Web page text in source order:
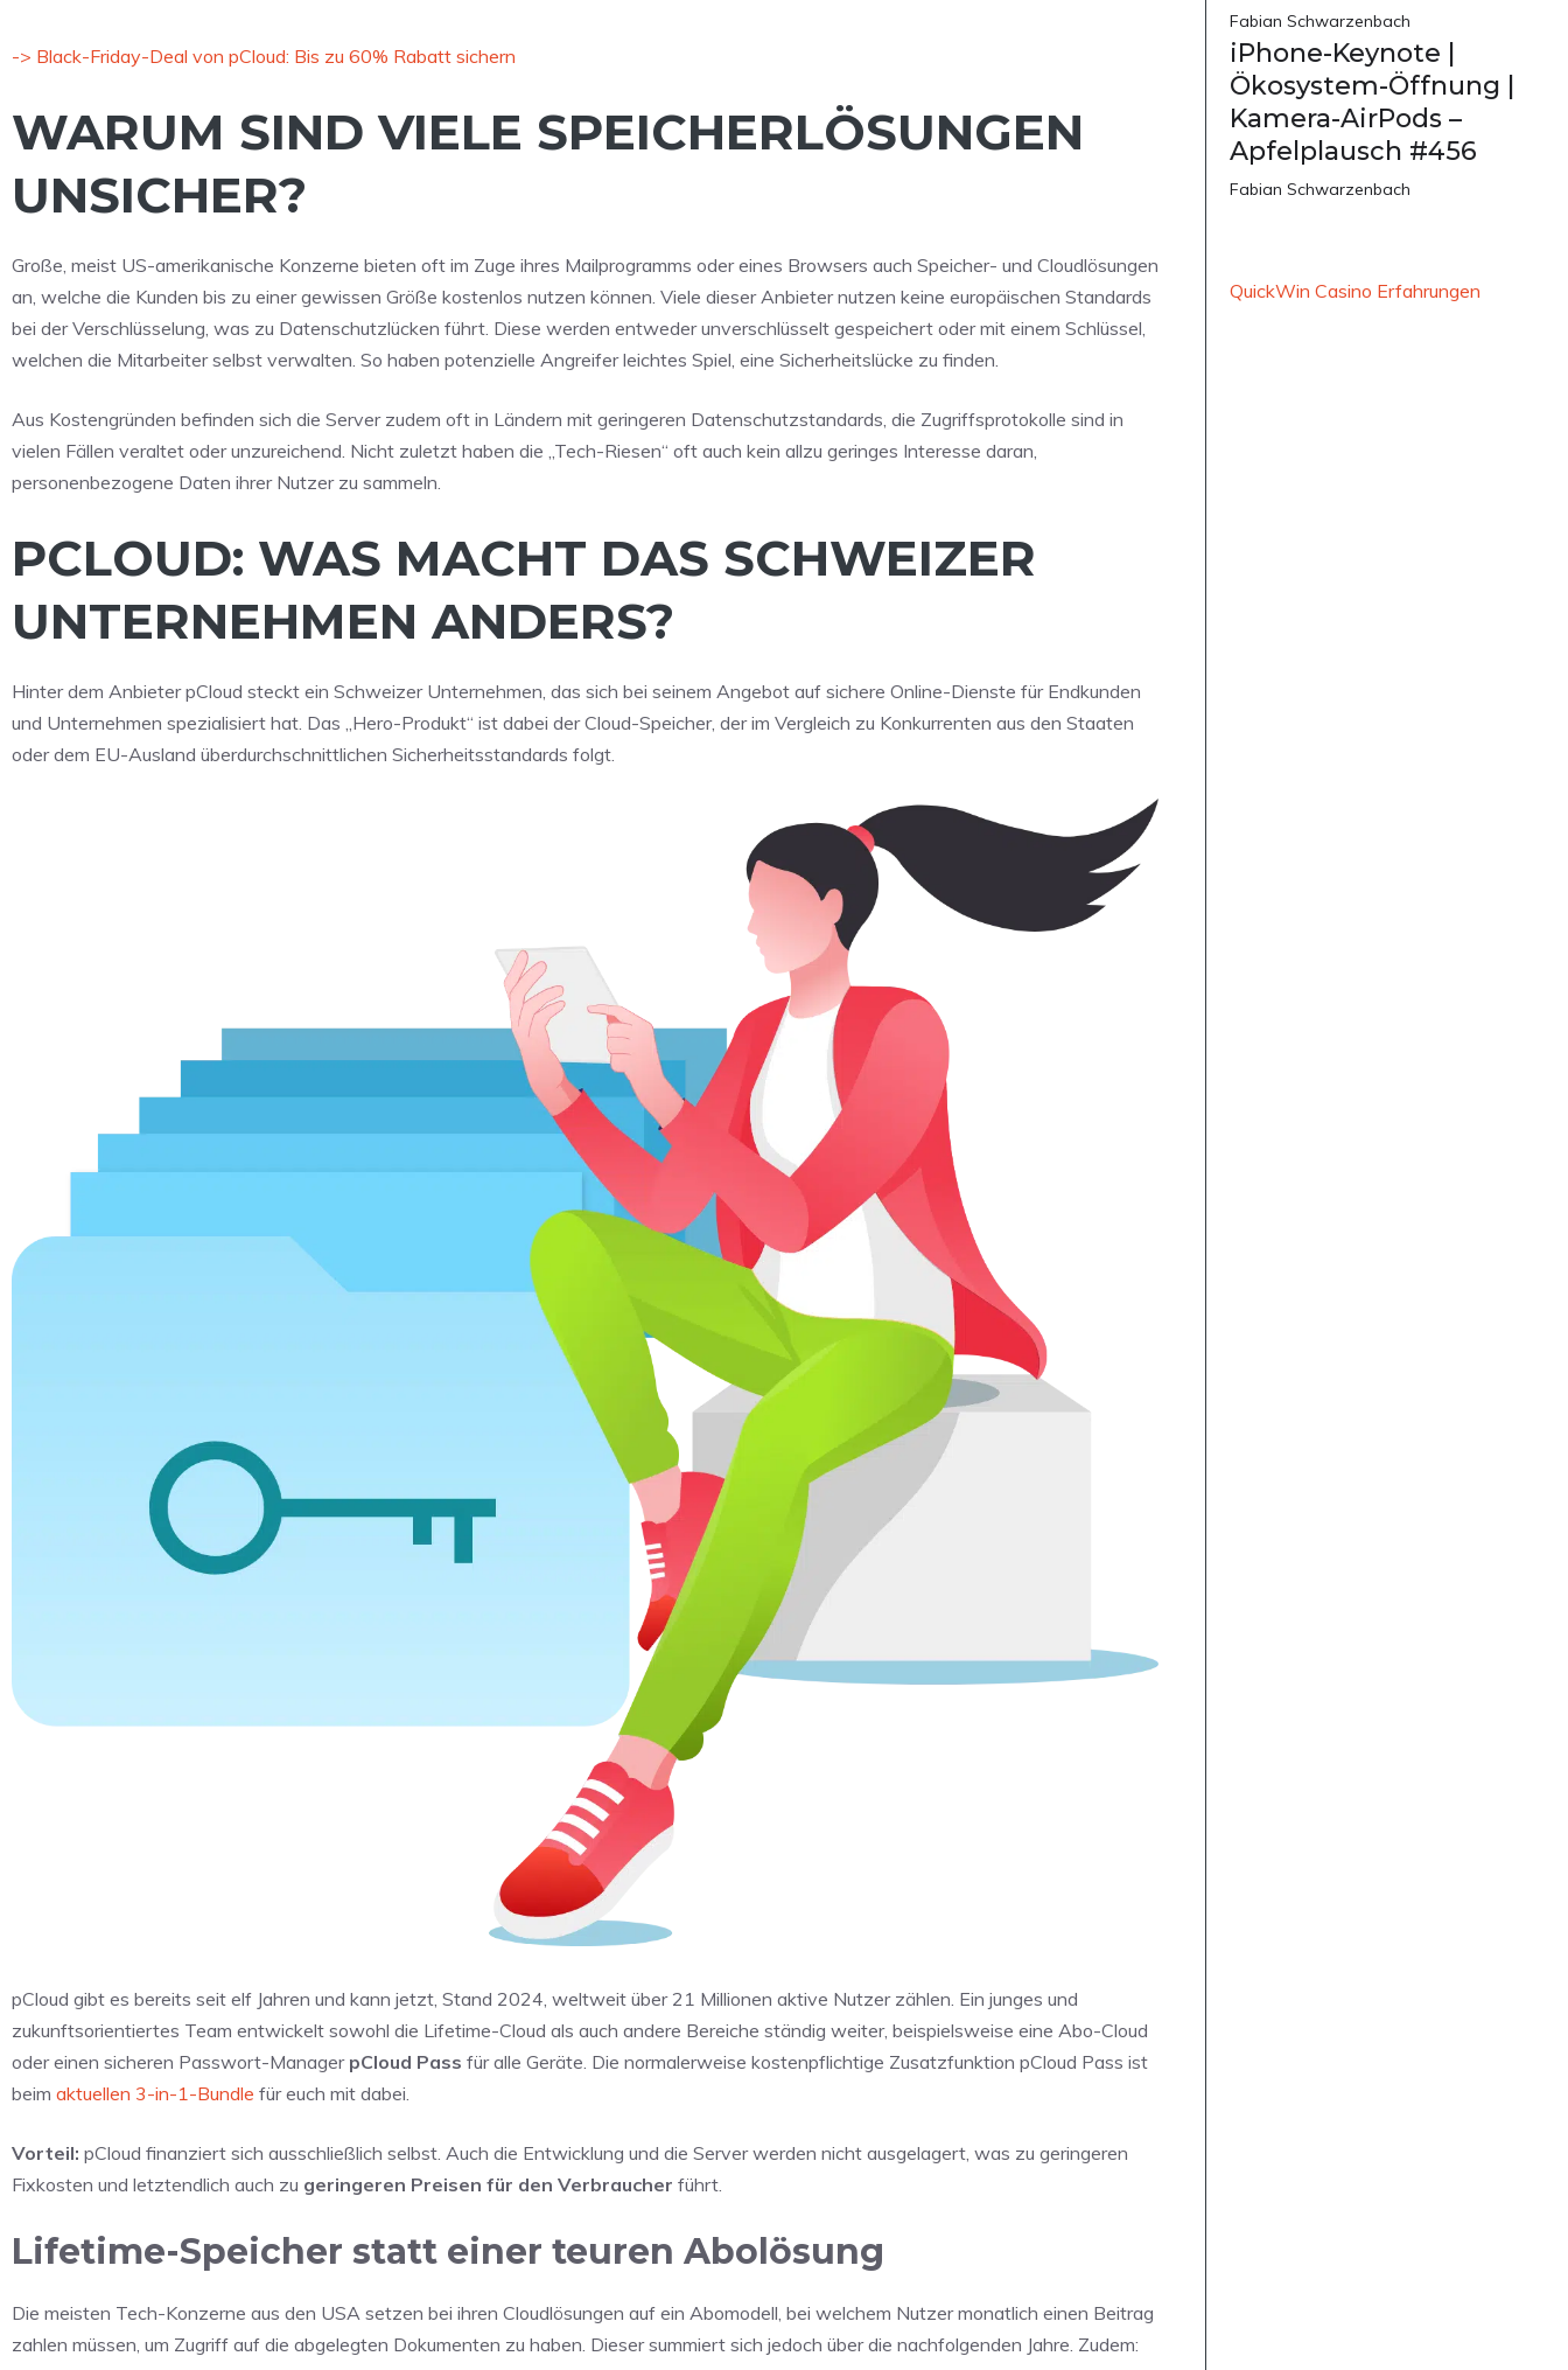
-> Black-Friday-Deal von pCloud: Bis zu 60% Rabatt sichern
WARUM SIND VIELE SPEICHERLÖSUNGEN
UNSICHER?
Große, meist US-amerikanische Konzerne bieten oft im Zuge ihres Mailprogramms oder eines Browsers auch Speicher- und Cloudlösungen
an, welche die Kunden bis zu einer gewissen Größe kostenlos nutzen können. Viele dieser Anbieter nutzen keine europäischen Standards
bei der Verschlüsselung, was zu Datenschutzlücken führt. Diese werden entweder unverschlüsselt gespeichert oder mit einem Schlüssel,
welchen die Mitarbeiter selbst verwalten. So haben potenzielle Angreifer leichtes Spiel, eine Sicherheitslücke zu finden.
Aus Kostengründen befinden sich die Server zudem oft in Ländern mit geringeren Datenschutzstandards, die Zugriffsprotokolle sind in
vielen Fällen veraltet oder unzureichend. Nicht zuletzt haben die „Tech-Riesen“ oft auch kein allzu geringes Interesse daran,
personenbezogene Daten ihrer Nutzer zu sammeln.
PCLOUD: WAS MACHT DAS SCHWEIZER
UNTERNEHMEN ANDERS?
Hinter dem Anbieter pCloud steckt ein Schweizer Unternehmen, das sich bei seinem Angebot auf sichere Online-Dienste für Endkunden
und Unternehmen spezialisiert hat. Das „Hero-Produkt“ ist dabei der Cloud-Speicher, der im Vergleich zu Konkurrenten aus den Staaten
oder dem EU-Ausland überdurchschnittlichen Sicherheitsstandards folgt.
pCloud gibt es bereits seit elf Jahren und kann jetzt, Stand 2024, weltweit über 21 Millionen aktive Nutzer zählen. Ein junges und
zukunftsorientiertes Team entwickelt sowohl die Lifetime-Cloud als auch andere Bereiche ständig weiter, beispielsweise eine Abo-Cloud
oder einen sicheren Passwort-Manager pCloud Pass für alle Geräte. Die normalerweise kostenpflichtige Zusatzfunktion pCloud Pass ist
beim aktuellen 3-in-1-Bundle für euch mit dabei.
Vorteil: pCloud finanziert sich ausschließlich selbst. Auch die Entwicklung und die Server werden nicht ausgelagert, was zu geringeren
Fixkosten und letztendlich auch zu geringeren Preisen für den Verbraucher führt.
Lifetime-Speicher statt einer teuren Abolösung
Die meisten Tech-Konzerne aus den USA setzen bei ihren Cloudlösungen auf ein Abomodell, bei welchem Nutzer monatlich einen Beitrag
zahlen müssen, um Zugriff auf die abgelegten Dokumenten zu haben. Dieser summiert sich jedoch über die nachfolgenden Jahre. Zudem:
Fabian Schwarzenbach
iPhone-Keynote |
Ökosystem-Öffnung |
Kamera-AirPods –
Apfelplausch #456
Fabian Schwarzenbach
QuickWin Casino Erfahrungen